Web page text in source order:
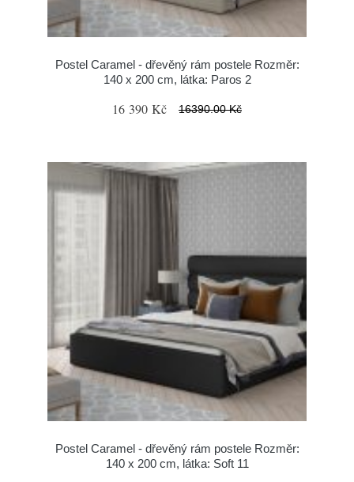
Postel Caramel - dřevěný rám postele Rozměr:
140 x 200 cm, látka: Paros 2
16 390 Kč 16390.00 Kč
Postel Caramel - dřevěný rám postele Rozměr:
140 x 200 cm, látka: Soft 11